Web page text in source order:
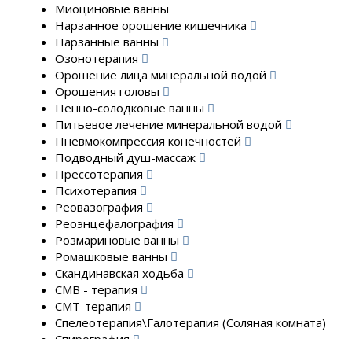
Миоциновые ванны
Нарзанное орошение кишечника
Нарзанные ванны
Озонотерапия
Орошение лица минеральной водой
Орошения головы
Пенно-солодковые ванны
Питьевое лечение минеральной водой
Пневмокомпрессия конечностей
Подводный душ-массаж
Прессотерапия
Психотерапия
Реовазография
Реоэнцефалография
Розмариновые ванны
Ромашковые ванны
Скандинавская ходьба
СМВ - терапия
СМТ-терапия
Спелеотерапия\Галотерапия (Соляная комната)